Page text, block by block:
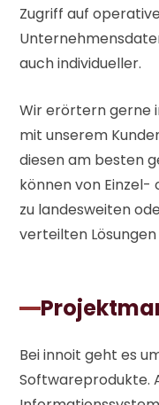
Zugriff auf
auch individueller.
Wir erörtern gerne
mit unserem
diesen am besten
können von Einzel-
zu landesweiten
verteilten
Bei innoit geht es
Softwareprodukte.